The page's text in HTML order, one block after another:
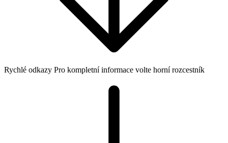
Rychlé odkazy Pro kompletní informace volte horní rozcestník